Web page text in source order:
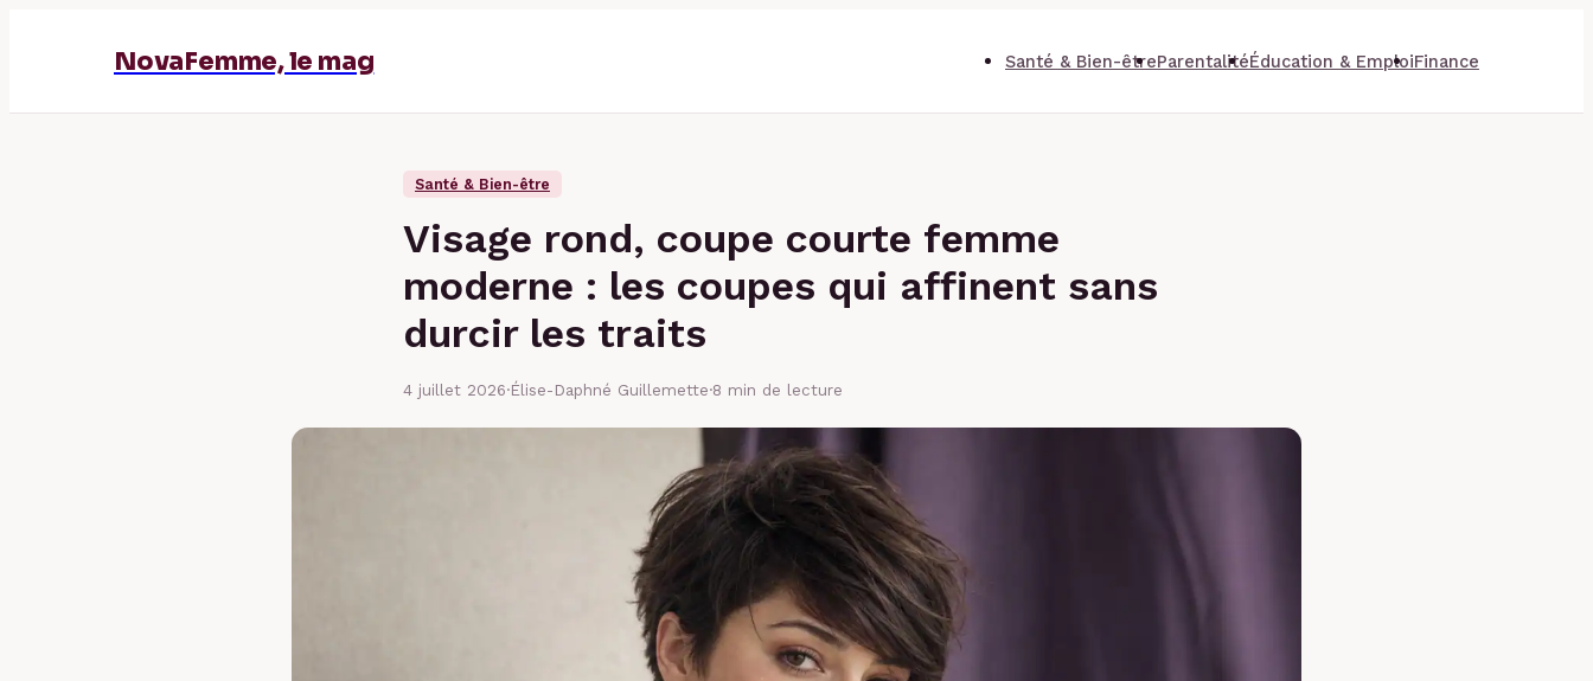
NovaFemme, le mag Santé & Bien-êtreParentalitéÉducation & EmploiFinance
Santé & Bien-être
Visage rond, coupe courte femme
moderne : les coupes qui affinent sans
durcir les traits
4 juillet 2026·Élise-Daphné Guillemette·8 min de lecture